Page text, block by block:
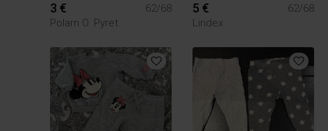
3 €
62/68
Polarn O. Pyret
5 €
62/68
Lindex